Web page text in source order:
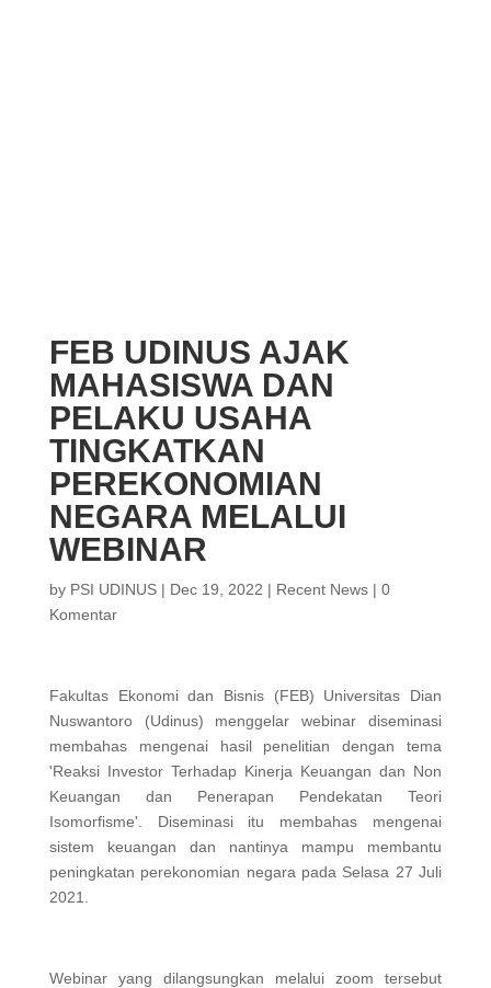
FEB UDINUS AJAK
MAHASISWA DAN
PELAKU USAHA
TINGKATKAN
PEREKONOMIAN
NEGARA MELALUI
WEBINAR
by PSI UDINUS| Dec 19, 2022 | Recent News| 0
Komentar
Fakultas Ekonomi dan Bisnis (FEB) Universitas Dian
Nuswantoro (Udinus) menggelar webinar diseminasi
membahas mengenai hasil penelitian dengan tema
'Reaksi Investor Terhadap Kinerja Keuangan dan Non
Keuangan dan Penerapan Pendekatan Teori
Isomorfisme'. Diseminasi itu membahas mengenai
sistem keuangan dan nantinya mampu membantu
peningkatan perekonomian negara pada Selasa 27 Juli
2021.
Webinar yang dilangsungkan melalui zoom tersebut